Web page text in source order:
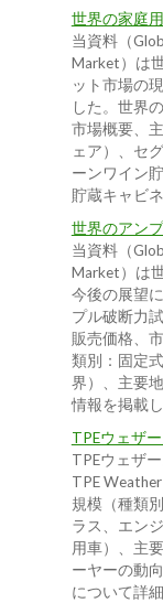
世界の家庭
当資料（
Market）は
ット市場の
した。世界
市場概要、
ェア）、セ
ーンワイン
貯蔵キャビ
世界のアン
当資料（
Market）は
今後の展望
プル破断力
販売価格、
類別：固定
界）、主要
情報を掲載
TPEウェザ
TPEウェザ
TPE
規模（種類
ラス、エン
用車）、主
ーヤーの動
について詳